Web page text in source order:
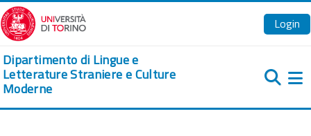
Zum Hauptinhalt
Login
Dipartimento di Lingue e
Letterature Straniere e Culture
Moderne